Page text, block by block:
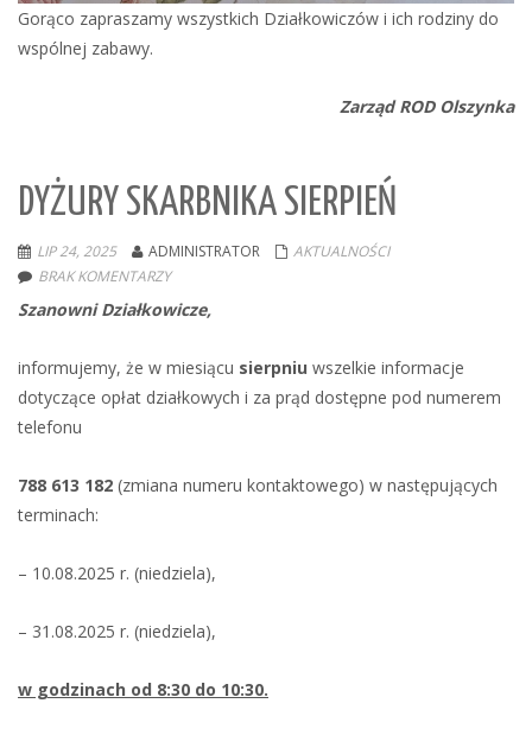
Gorąco zapraszamy wszystkich Działkowiczów i ich rodziny do
wspólnej zabawy.
Zarząd ROD Olszynka
DYŻURY SKARBNIKA SIERPIEŃ
LIP 24, 2025 ADMINISTRATOR
AKTUALNOŚCI
BRAK KOMENTARZY
Szanowni Działkowicze,
informujemy, że w miesiącu sierpniu wszelkie informacje
dotyczące opłat działkowych i za prąd dostępne pod numerem
telefonu
788 613 182 (zmiana numeru kontaktowego) w następujących
terminach:
– 10.08.2025 r. (niedziela),
– 31.08.2025 r. (niedziela),
w godzinach od 8:30 do 10:30.